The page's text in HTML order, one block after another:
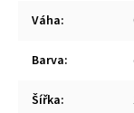
Váha:
Barva:
Šířka: